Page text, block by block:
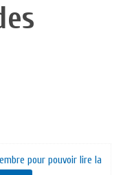
pour pouvoir lire la